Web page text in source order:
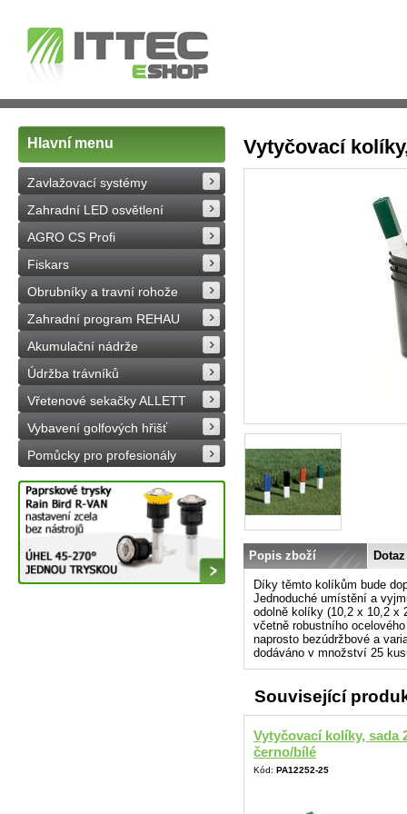
Hlavní menu
Zavlažovací systémy
Zahradní LED osvětlení
AGRO CS Profi
Fiskars
Obrubníky a travní rohože
Zahradní program REHAU
Akumulační nádrže
Údržba trávníků
Vřetenové sekačky ALLETT
Vybavení golfových hřišť
Pomůcky pro profesionály
Vytyčovací
Popis zboží
Díky těmto kolíkům bude
Jednoduché umístění a
odolně kolíky (10,2 x 10,2 x
včetně robustního
naprosto bezúdržbové a
dodáváno v množství 25
Související
Vytyčovací kolíky, sada
černo/bílé
Kód: PA12252-25